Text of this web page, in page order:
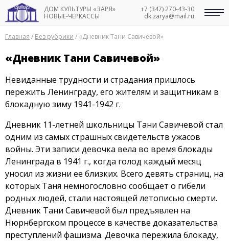
ДОМ КУЛЬТУРЫ «ЗАРЯ»
НОВЫЕ-ЧЕРКАССЫ
+7 (347) 270-43-30
dk.zarya@mail.ru
Главная / Без рубрики / «Дневник Тани Савичевой»
«Дневник Тани Савичевой»
Невиданные трудности и страдания пришлось
пережить Ленинграду, его жителям и защитникам в
блокадную зиму 1941-1942 г.
Дневник 11-летней школьницы Тани Савичевой стал
одним из самых страшных свидетельств ужасов
войны. Эти записи девочка вела во время блокады
Ленинграда в 1941 г., когда голод каждый месяц
уносил из жизни ее близких. Всего девять страниц, на
которых Таня немногословно сообщает о гибели
родных людей, стали настоящей летописью смерти.
Дневник Тани Савичевой был предъявлен на
Нюрнбергском процессе в качестве доказательства
преступлений фашизма. Девочка пережила блокаду,